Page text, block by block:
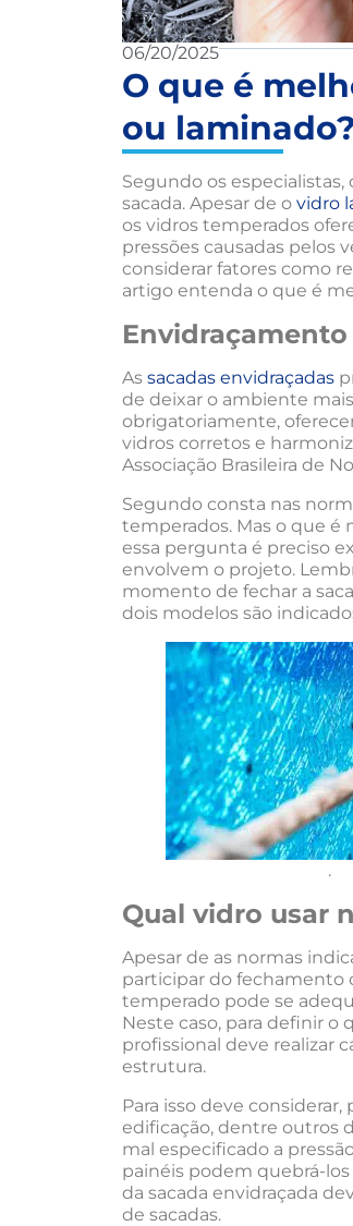
06/20/2025
O que é
ou laminado?
Segundo os especialistas,
sacada. Apesar de o vidro
os vidros temperados
pressões causadas pelos
considerar fatores como
artigo entenda o que é
As sacadas envidraçadas
de deixar o ambiente
obrigatoriamente,
vidros corretos e
Associação Brasileira de
Segundo consta nas
temperados. Mas o que é
essa pergunta é preciso
envolvem o projeto.
momento de fechar a
dois modelos são
.
Qual vidro usar
Apesar de as normas
participar do fechamento
temperado pode se
Neste caso, para definir o
profissional deve realizar
estrutura.
Para isso deve
edificação, dentre outros
mal especificado a
painéis podem quebrá-los
da sacada envidraçada
de sacadas.